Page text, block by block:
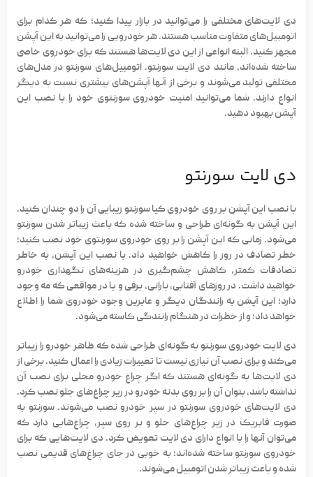
دی لایت‌های مختلفی را می‌توانید در بازار پیدا کنید؛ که هر کدام برای
اتومبیل‌های متفاوت مناسب هستند. هر خودرویی را می‌توانید به این آپشن
مجهز کنید. البته انواعی از این دی لایت‌ها هستند که برای خودروی خاصی
ساخته شده‌اند، مانند دی لایت سورنتو. اتومبیل‌های سورنتو در مدل‌های
مختلفی تولید می‌شوند و برخی از آنها آپشن‌های بیشتری نسبت به دیگر
انواع دارند. شما می‌توانید امنیت خودروی سورنتوی خود را با نصب این
آپشن بهبود دهید.
دی لایت سورنتو
با نصب این آپشن بر روی خودروی کیاسورنتو زیبایی آن را دو چندان کنید.
این آپشن به گونه‌ای طراحی و ساخته شده که باعث زیباتر شدن سورنتو
می‌شود. زمانی که این آپشن را بر روی خودروی سورنتوی خود نصب کنید؛
خطر تصادف در روز را کاهش خواهید داد. با نصب این آپشن، به خاطر
تصادفات کمتر، کاهش چشم‌گیری در هزینه‌های نگهداری خودرو
خواهید داشت. در روزهای آفتابی، بارانی، برفی و یا در مواقعی که مه وجود
دارد؛ این آپشن به رانندگان دیگر و عابرین وجود خودروی شما را اطلاع
خواهد داد؛ و از خطرات در هنگام رانندگی کاسته می‌شود.
دی لایت خودروی سورنتو به گونه‌ای طراحی شده که ظاهر خودرو را زیباتر
می‌کند و برای نصب آن نیازی نیست تا تغییرات زیادی را اعمال کنید. برخی از
دی لایت‌ها به گونه‌ای هستند که اگر چراغ خودرو محلی برای نصب آن
نداشته باشد، بتوان آن را بر روی بدنه خودرو در زیر چراغ‌های جلو نصب کرد.
دی لایت‌های خودروی سورنتودر سپر خودرو نصب می‌شوند. سورنتو به
صورت فابریک در زیر چراغ‌های جلو و بر روی سپر، چراغ‌هایی دارد که
می‌توان آنها را با انواع دارای دی لایت تعویض کرد. دی لایت‌هایی که برای
خودروی سورنتو ساخته شده‌اند؛ به خوبی در جای چراغ‌های قدیمی نصب
شده و باعث زیباتر شدن اتومبیل می‌شوند.